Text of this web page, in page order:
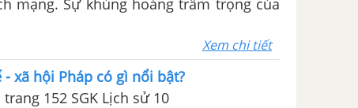
mạng. Sự khủng hoảng trầm trọng của
Xem chi tiết
xã hội Pháp có gì nổi bật?
152 SGK Lịch sử 10